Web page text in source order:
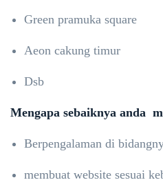
Green pramuka square
Aeon cakung timur
Dsb
Mengapa sebaiknya anda
Berpengalaman di
membuat website sesuai